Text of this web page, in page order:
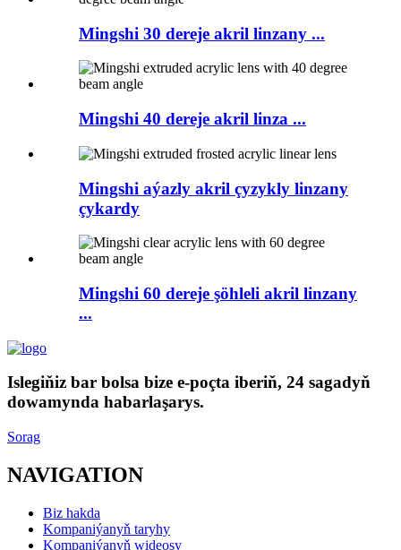
Mingshi 30 dereje akril linzany ...
Mingshi 40 dereje akril linza ...
Mingshi aýazly akril çyzykly linzany
çykardy
Mingshi 60 dereje şöhleli akril linzany
...
Islegiňiz bar bolsa bize e-poçta iberiň, 24 sagadyň
dowamynda habarlaşarys.
Sorag
NAVIGATION
Biz hakda
Kompaniýanyň taryhy
Kompaniýanyň wideosy